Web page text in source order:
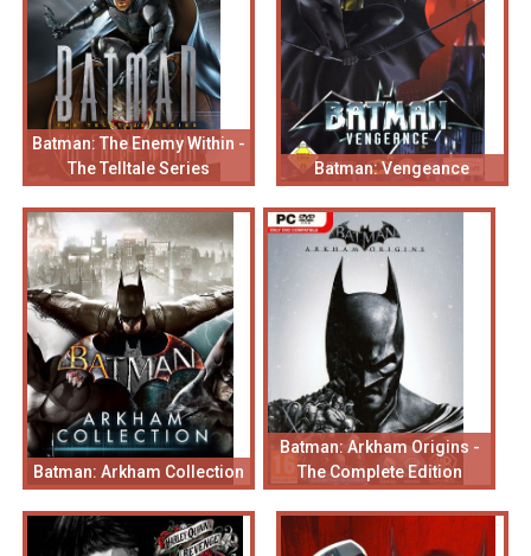
Batman: The Enemy Within -
The Telltale Series
Batman: Vengeance
Batman: Arkham Collection
Batman: Arkham Origins -
The Complete Edition